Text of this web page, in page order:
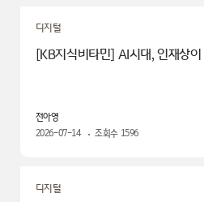
디지털
[KB지식비타민] AI시대, 인재상
전아영
2026-07-14
조회수 1596
디지털